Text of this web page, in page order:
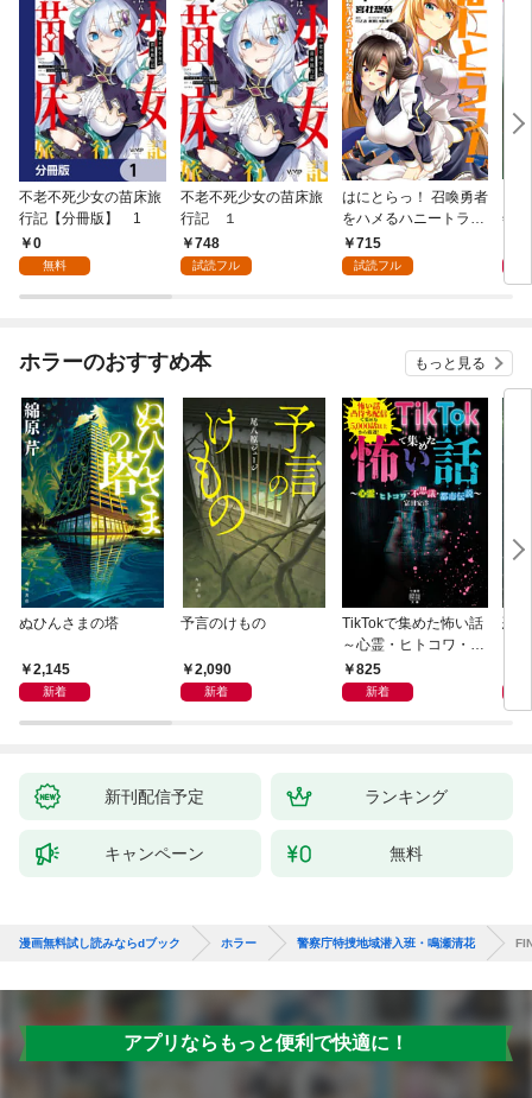
不老不死少女の苗床旅
行記【分冊版】 1
0
無料
不老不死少女の苗床旅
行記 １
748
試読フル
はにとらっ！ 召喚勇者
をハメるハニートラッ
プ包囲網 1
715
試読フル
年9
ホラーのおすすめ本 もっと見る
ぬひんさまの塔
2,145
新着
予言のけもの
2,090
新着
TikTokで集めた怖い話
～心霊・ヒトコワ・不
思議・都市伝説～
825
新着
恐
新刊配信予定 ランキング
キャンペーン 無料
漫画無料試し読みならdブック ホラー 警察庁特捜地域潜入班・鳴瀬清花
アプリならもっと便利で快適に！